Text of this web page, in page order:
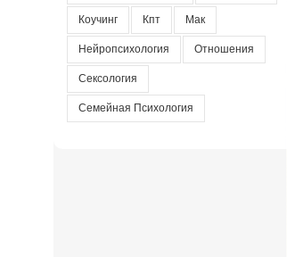
Коучинг Кпт Мак
Нейропсихология Отношения
Сексология
Семейная Психология